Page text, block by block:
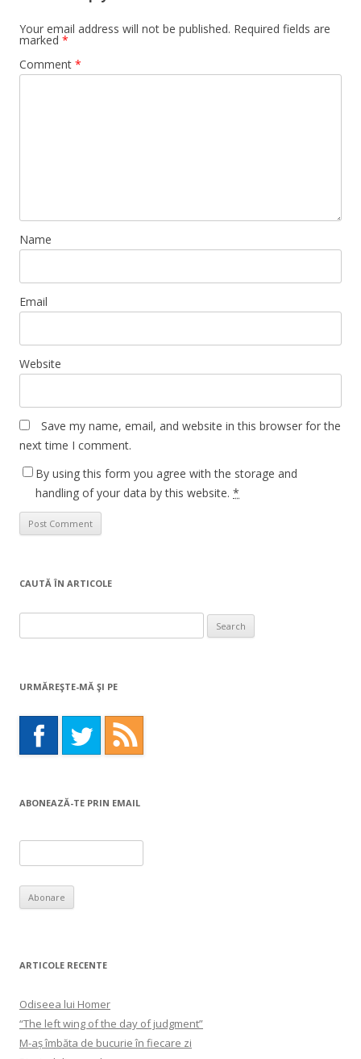
Your email address will not be published. Required fields are
marked *
Comment *
Name
Email
Website
Save my name, email, and website in this browser for the
next time I comment.
By using this form you agree with the storage and
handling of your data by this website. *
CAUTĂ ÎN ARTICOLE
for:
URMĂREŞTE-MĂ ŞI PE
ABONEAZĂ-TE PRIN EMAIL
ARTICOLE RECENTE
Odiseea lui Homer
“The left wing of the day of judgment”
M-aș îmbăta de bucurie în fiecare zi